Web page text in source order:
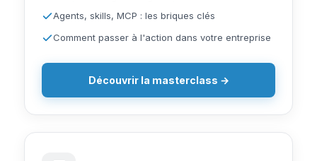
Agents, skills, MCP : les briques clés
Comment passer à l'action dans votre entreprise
Découvrir la masterclass →